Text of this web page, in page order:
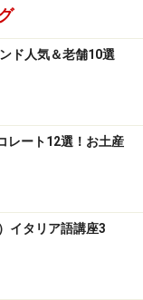
としても有名。
リノ。数百年の
在しています。
続ける老舗チョコ
デュ・ショコラ
ます。でもやっ
トリノのチョコめ
ド人気＆老舗10選
レート12選！お土産
イタリア語講座3